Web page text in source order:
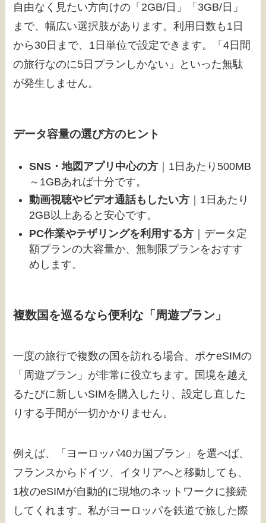
自由なく見たい方向けの「2GB/日」「3GB/日」
まで、幅広い選択肢があります。利用日数も1日
から30日まで、1日単位で設定できます。「4日間
の旅行なのに5日プランしかない」といった無駄
が発生しません。
データ容量の選び方のヒント
SNS・地図アプリ中心の方 ｜1日あたり500MB
～1GBあれば十分です。
動画視聴やビデオ通話もしたい方 ｜1日あたり
2GB以上あると安心です。
PC作業やテザリングを利用する方 ｜データ定
額プランの大容量か、無制限プランをおすす
めします。
複数国を巡るなら便利な「周遊プラン」
一度の旅行で複数の国を訪れる場合、ポケeSIMの
「周遊プラン」が非常に役立ちます。国境を越え
るたびに新しいSIMを購入したり、設定し直した
りする手間が一切かかりません。
例えば、「ヨーロッパ40カ国プラン」を選べば、
フランスからドイツ、イタリアへと移動しても、
1枚のeSIMが自動的に現地のネットワークに接続
してくれます。私がヨーロッパを鉄道で旅した際